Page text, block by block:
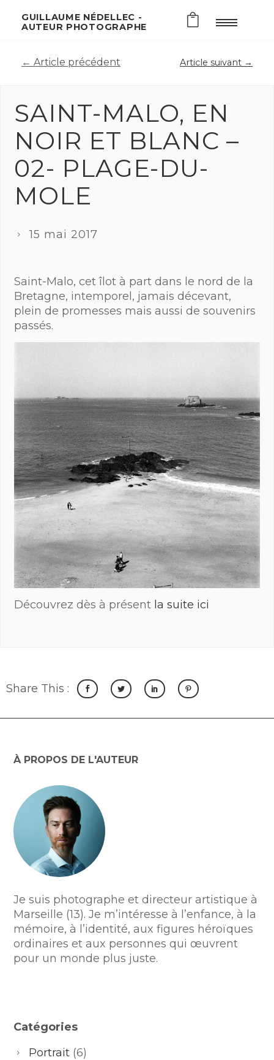
GUILLAUME NÉDELLEC -
AUTEUR PHOTOGRAPHE
← Article précédent Article suivant →
SAINT-MALO, EN
NOIR ET BLANC –
02- PLAGE-DU-
MOLE
15 mai 2017
Saint-Malo, cet îlot à part dans le nord de la
Bretagne, intemporel, jamais décevant,
plein de promesses mais aussi de souvenirs
passés.
Découvrez dès à présent la suite ici
Share This :
À PROPOS DE L'AUTEUR
Je suis photographe et directeur artistique à
Marseille (13). Je m’intéresse à l’enfance, à la
mémoire, à l’identité, aux figures héroïques
ordinaires et aux personnes qui œuvrent
pour un monde plus juste.
Catégories
Portrait (6)